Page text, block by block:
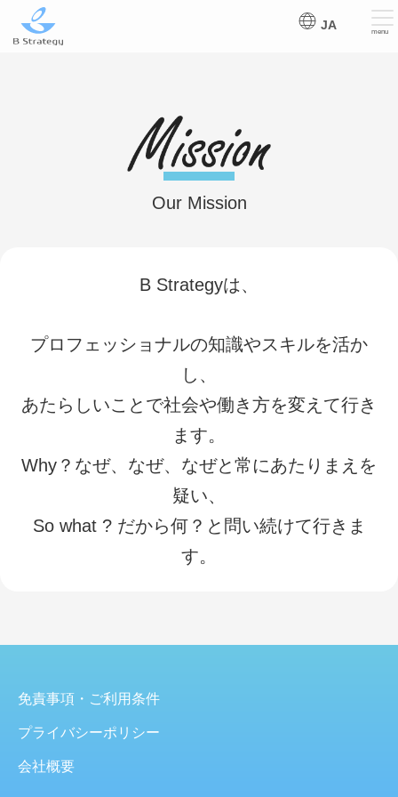
JA menu
Our Mission
B Strategyは、
プロフェッショナルの知識やスキルを活か
し、
あたらしいことで社会や働き方を変えて行き
ます。
Why？なぜ、なぜ、なぜと常にあたりまえを
疑い、
So what ? だから何？と問い続けて行きま
す。
免責事項・ご利用条件
プライバシーポリシー
会社概要